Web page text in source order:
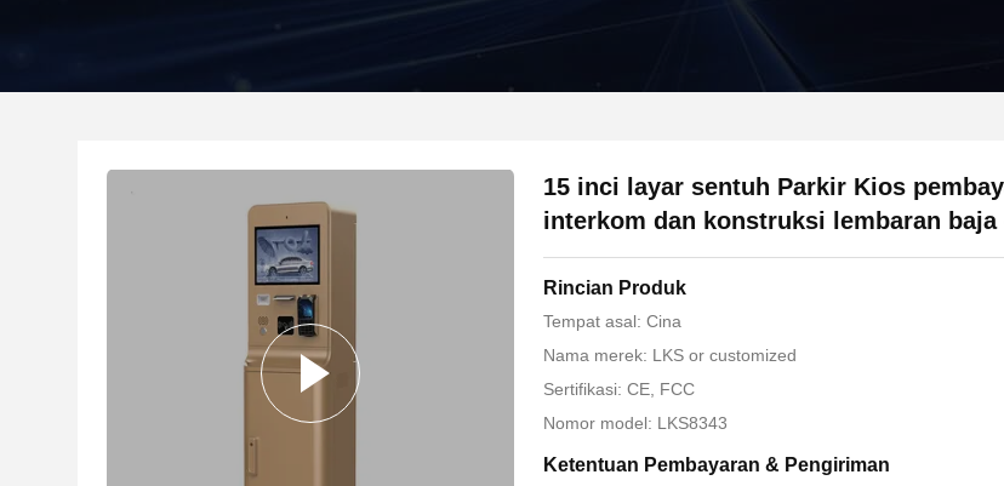
15 inci layar sentuh Parkir Kios
interkom dan konstruksi lembaran baja
Rincian Produk
Tempat asal: Cina
Nama merek: LKS or customized
Sertifikasi: CE, FCC
Nomor model: LKS8343
Ketentuan Pembayaran & Pengiriman